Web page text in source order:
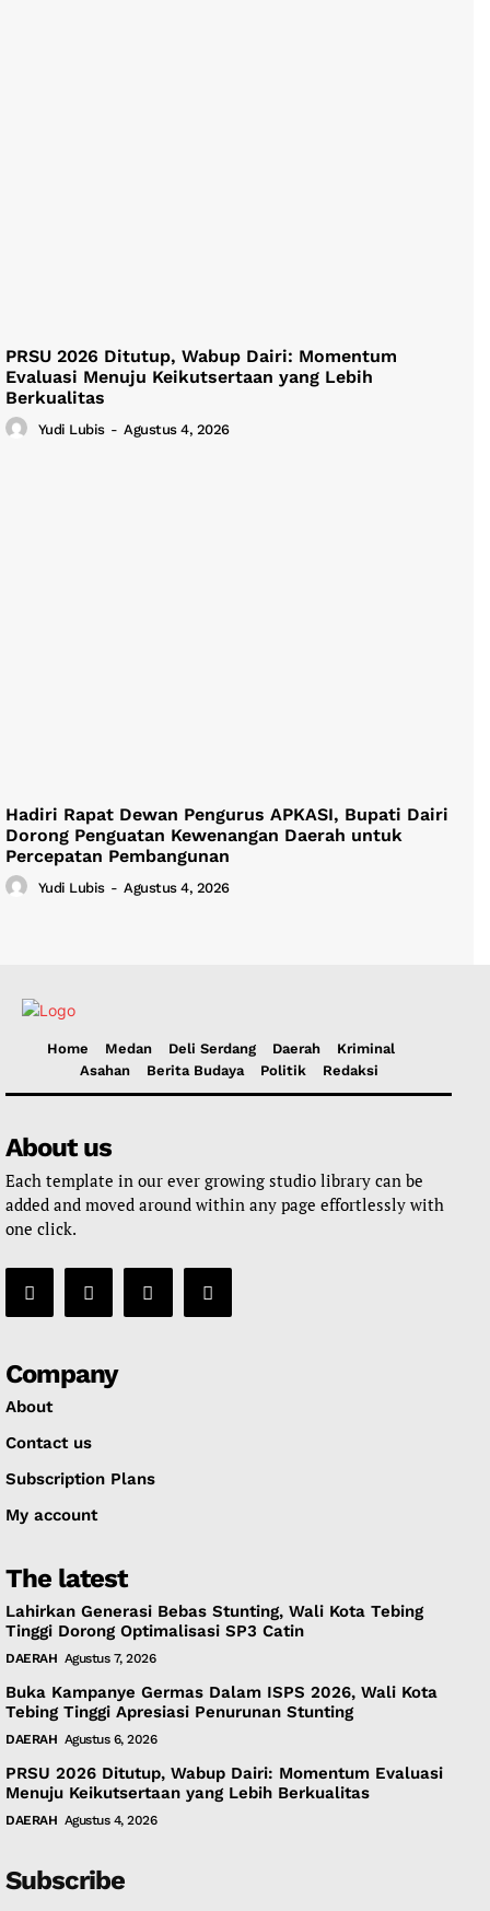
PRSU 2026 Ditutup, Wabup Dairi: Momentum
Evaluasi Menuju Keikutsertaan yang Lebih
Berkualitas
Yudi Lubis - Agustus 4, 2026
Hadiri Rapat Dewan Pengurus APKASI, Bupati Dairi
Dorong Penguatan Kewenangan Daerah untuk
Percepatan Pembangunan
Yudi Lubis - Agustus 4, 2026
Home Medan Deli Serdang Daerah
Kriminal
Asahan
Berita Budaya Politik Redaksi
About us
Each template in our ever growing studio library can be
added and moved around within any page effortlessly with
one click.
Company
About
Contact us
Subscription Plans
My account
The latest
Lahirkan Generasi Bebas Stunting, Wali Kota Tebing
Tinggi Dorong Optimalisasi SP3 Catin
DAERAH Agustus 7, 2026
Buka Kampanye Germas Dalam ISPS 2026, Wali Kota
Tebing Tinggi Apresiasi Penurunan Stunting
DAERAH Agustus 6, 2026
PRSU 2026 Ditutup, Wabup Dairi: Momentum Evaluasi
Menuju Keikutsertaan yang Lebih Berkualitas
DAERAH Agustus 4, 2026
Subscribe